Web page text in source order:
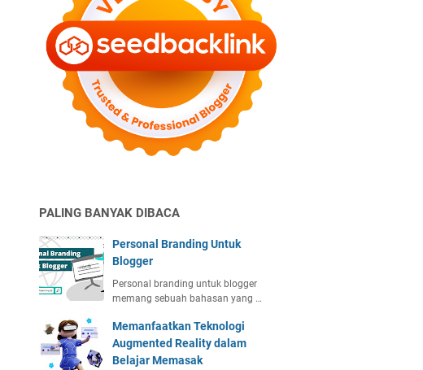
PALING BANYAK DIBACA
Personal Branding Untuk
Blogger
Personal branding untuk blogger
memang sebuah bahasan yang …
Memanfaatkan Teknologi
Augmented Reality dalam
Belajar Memasak